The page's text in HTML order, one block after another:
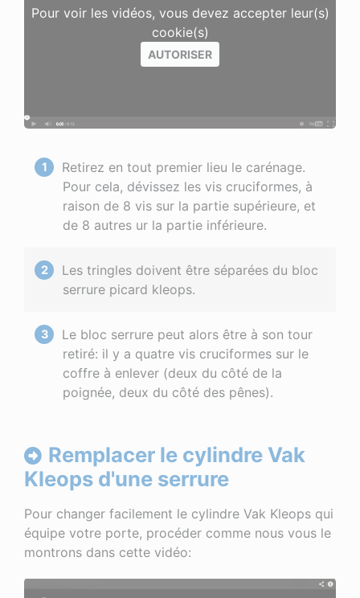
Pour voir les vidéos, vous devez accepter leur(s)
cookie(s)
AUTORISER
Retirez en tout premier lieu le carénage.
Pour cela, dévissez les vis cruciformes, à
raison de 8 vis sur la partie supérieure, et
de 8 autres ur la partie inférieure.
Les tringles doivent être séparées du bloc
serrure picard kleops.
Le bloc serrure peut alors être à son tour
retiré: il y a quatre vis cruciformes sur le
coffre à enlever (deux du côté de la
poignée, deux du côté des pênes).
Remplacer le cylindre Vak
Kleops d'une serrure
Pour changer facilement le cylindre Vak Kleops qui
équipe votre porte, procéder comme nous vous le
montrons dans cette vidéo: